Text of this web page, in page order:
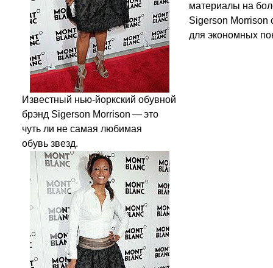
Известный нью-йоркский обувной
брэнд Sigerson Morrison — это
чуть ли не самая любимая
обувь звезд.
материалы на
Sigerson Morrison
для экономных